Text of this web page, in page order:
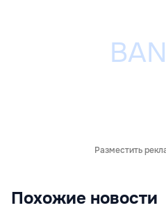
Разместить
Похожие новости